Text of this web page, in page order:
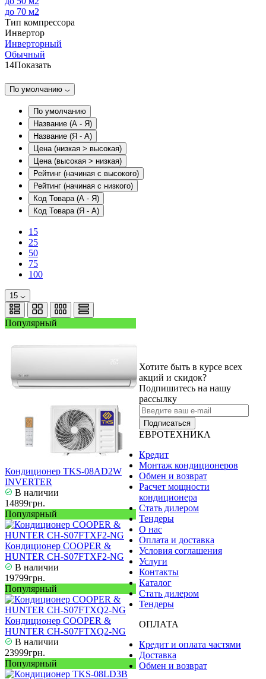
до 70 м2
Тип компрессора
Инвертор
Инверторный
Обычный
14Показать
По умолчанию
По умолчанию
Название (А - Я)
Название (Я - А)
Цена (низкая > высокая)
Цена (высокая > низкая)
Рейтинг (начиная с высокого)
Рейтинг (начиная с низкого)
Код Товара (А - Я)
Код Товара (Я - А)
15
25
50
75
100
15
Популярный
Кондиционер TKS-08AD2W
INVERTER
В наличии
14899грн.
Популярный
Кондиционер COOPER &
HUNTER CH-S07FTXF2-NG
В наличии
19799грн.
Популярный
Кондиционер COOPER &
HUNTER CH-S07FTXQ2-NG
В наличии
23999грн.
Популярный
Хотите быть в курсе всех
акций и скидок?
Подпишитесь на нашу
рассылку
Подписаться
ЕВРОТЕХНИКА
Кредит
Монтаж кондиционеров
Обмен и возврат
Расчет мощности
кондиционера
Стать дилером
Тендеры
О нас
Оплата и доставка
Условия соглашения
Услуги
Контакты
Каталог
Стать дилером
Тендеры
ОПЛАТА
Кредит и оплата частями
Доставка
Обмен и возврат